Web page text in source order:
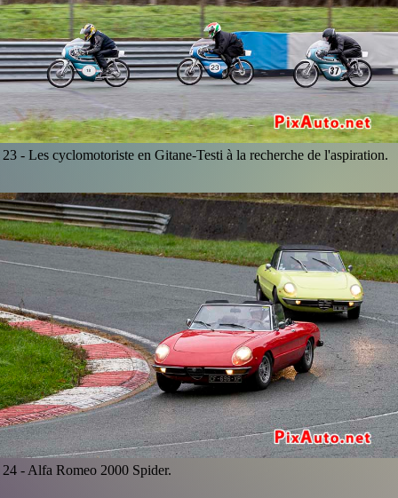
23 -Les cyclomotoriste en Gitane-Testi à la recherche de l'aspiration.
24 - Alfa Romeo 2000 Spider.